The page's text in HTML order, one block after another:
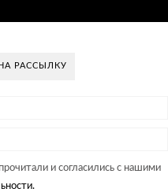
РАССЫЛКУ
и согласились с нашими